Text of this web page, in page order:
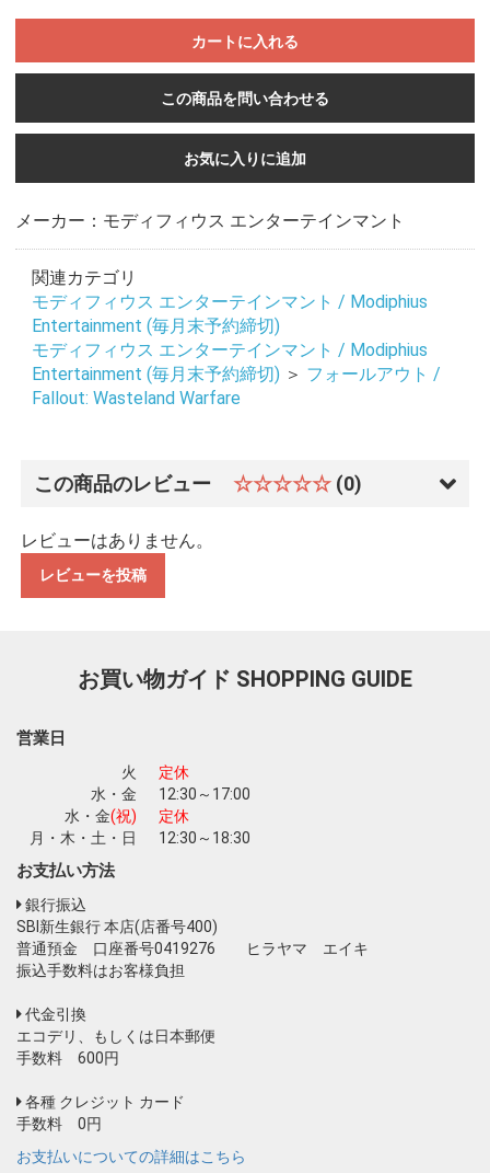
カートに入れる
この商品を問い合わせる
お気に入りに追加
メーカー：モディフィウス エンターテインマント
関連カテゴリ
モディフィウス エンターテインマント / Modiphius
Entertainment (毎月末予約締切)
モディフィウス エンターテインマント / Modiphius
Entertainment (毎月末予約締切) ＞ フォールアウト /
Fallout: Wasteland Warfare
この商品のレビュー ☆☆☆☆☆ (0)
レビューはありません。
レビューを投稿
お買い物ガイド SHOPPING GUIDE
営業日
火
定休
水・金
12:30～17:00
水・金(祝)
定休
月・木・土・日
12:30～18:30
お支払い方法
銀行振込
SBI新生銀行 本店(店番号400)
普通預金 口座番号0419276 ヒラヤマ エイキ
振込手数料はお客様負担
代金引換
エコデリ、もしくは日本郵便
手数料 600円
各種 クレジット カード
手数料 0円
お支払いについての詳細はこちら